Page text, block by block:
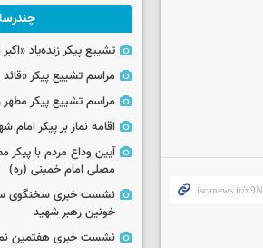
تشییع پیکر زنده‌یاد
مراسم تشییع پیکر
مراسم تشییع پیکر مطهر
اقامه نماز بر پیکر امام
آیین وداع مردم با پیکر
مصلی امام خمینی (ره)
نشست خبری سخنگوی
خونین رهبر شهید
نشست خبری هفتمین